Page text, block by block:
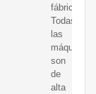
fábrica.
Todas
las
máquinas
son
de
alta